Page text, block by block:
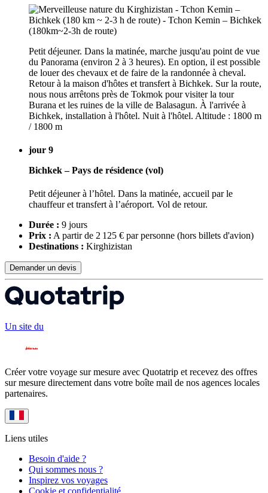
Petit déjeuner. Dans la matinée, marche jusqu'au point de vue
du Panorama (environ 2 à 3 heures). En option, il est possible
de louer des chevaux et de faire de la randonnée à cheval.
Retour à la maison d'hôtes et transfert à Bichkek. Sur la route,
nous nous arrêtons près de Tokmok pour visiter la tour
Burana et les ruines de la ville de Balasagun. À l'arrivée à
Bichkek, installation à l'hôtel. Nuit à l'hôtel. Altitude : 1800 m
/ 1800 m
jour 9
Bichkek – Pays de résidence (vol)
Petit déjeuner à l’hôtel. Dans la matinée, accueil par le
chauffeur et transfert à l’aéroport. Vol de retour.
Durée : 9 jours
Prix : A partir de 2 125 € par personne (hors billets d'avion)
Destinations : Kirghizistan
Demander un devis
Un site du
Créer votre voyage sur mesure avec Quotatrip et recevez des offres
sur mesure directement dans votre boîte mail de nos agences locales
partenaires.
Liens utiles
Besoin d'aide ?
Qui sommes nous ?
Inspirez vos voyages
Cookie et confidentialité